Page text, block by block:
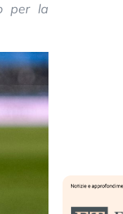
per la